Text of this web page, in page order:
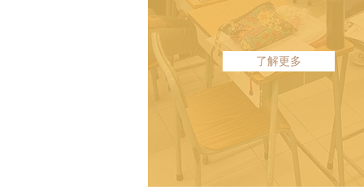
了解更多